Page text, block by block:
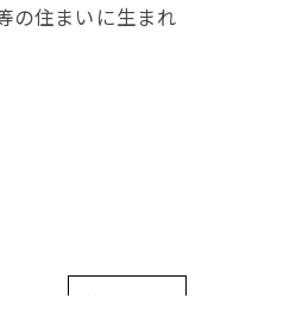
の住まいに生まれ
次の記事 >